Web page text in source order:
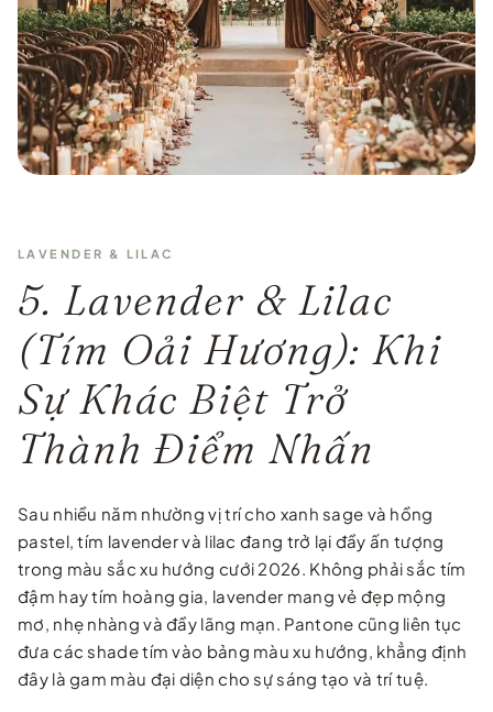
LAVENDER & LILAC
5. Lavender & Lilac
(Tím Oải Hương): Khi
Sự Khác Biệt Trở
Thành Điểm Nhấn
Sau nhiều năm nhường vị trí cho xanh sage và hồng
pastel, tím lavender và lilac đang trở lại đầy ấn tượng
trong màu sắc xu hướng cưới 2026. Không phải sắc tím
đậm hay tím hoàng gia, lavender mang vẻ đẹp mộng
mơ, nhẹ nhàng và đầy lãng mạn. Pantone cũng liên tục
đưa các shade tím vào bảng màu xu hướng, khẳng định
đây là gam màu đại diện cho sự sáng tạo và trí tuệ.